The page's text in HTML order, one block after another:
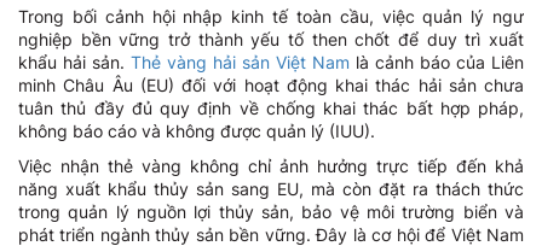
Trong bối cảnh hội nhập kinh tế toàn cầu, việc quản lý ngư
nghiệp bền vững trở thành yếu tố then chốt để duy trì xuất
khẩu hải sản. Thẻ vàng hải sản Việt Nam là cảnh báo của Liên
minh Châu Âu (EU) đối với hoạt động khai thác hải sản chưa
tuân thủ đầy đủ quy định về chống khai thác bất hợp pháp,
không báo cáo và không được quản lý (IUU).
Việc nhận thẻ vàng không chỉ ảnh hưởng trực tiếp đến khả
năng xuất khẩu thủy sản sang EU, mà còn đặt ra thách thức
trong quản lý nguồn lợi thủy sản, bảo vệ môi trường biển và
phát triển ngành thủy sản bền vững. Đây là cơ hội để Việt Nam